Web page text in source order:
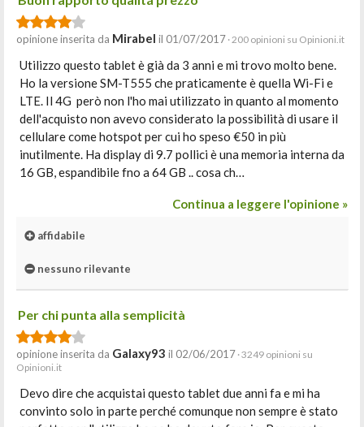
opinione inserita da Mirabel il 01/07/2017 · 200 opinioni su Opinioni.it
Utilizzo questo tablet è già da 3 anni e mi trovo molto bene.
Ho la versione SM-T555 che praticamente è quella Wi-Fi e
LTE. Il 4G però non l'ho mai utilizzato in quanto al momento
dell'acquisto non avevo considerato la possibilità di usare il
cellulare come hotspot per cui ho speso €50 in più
inutilmente. Ha display di 9.7 pollici è una memoria interna da
16 GB, espandibile fno a 64 GB .. cosa ch…
Continua a leggere l'opinione »
affidabile
nessuno rilevante
Per chi punta alla semplicità
opinione inserita da Galaxy93 il 02/06/2017 · 3249 opinioni su
Opinioni.it
Devo dire che acquistai questo tablet due anni fa e mi ha
convinto solo in parte perché comunque non sempre è stato